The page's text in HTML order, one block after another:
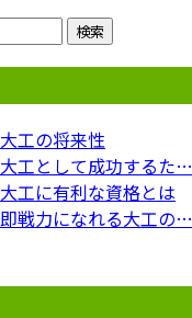
大工の将来性
大工として成功するた…
大工に有利な資格とは
即戦力になれる大工の…